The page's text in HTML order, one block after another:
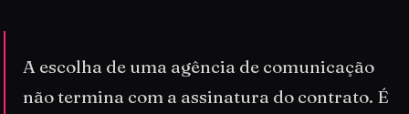
A escolha de uma agência de comunicação
não termina com a assinatura do contrato. É